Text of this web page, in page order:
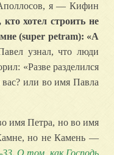
я — Кифин
хотел строить не
(super petram): «А
узнал, что люди
«Разве разделился
вас? или во имя Павла
имя Петра, но во имя
но не Камень —